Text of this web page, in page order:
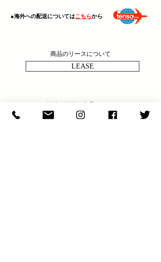
​●海外への配送についてはこちらから
商品のリースについて
LEASE
ABOUT